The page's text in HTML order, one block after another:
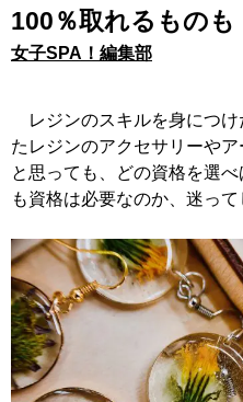
100％取れるものも
女子SPA！編集部
レジンのスキルを身につけ
たレジンのアクセサリーやア
と思っても、どの資格を選
も資格は必要なのか、迷って